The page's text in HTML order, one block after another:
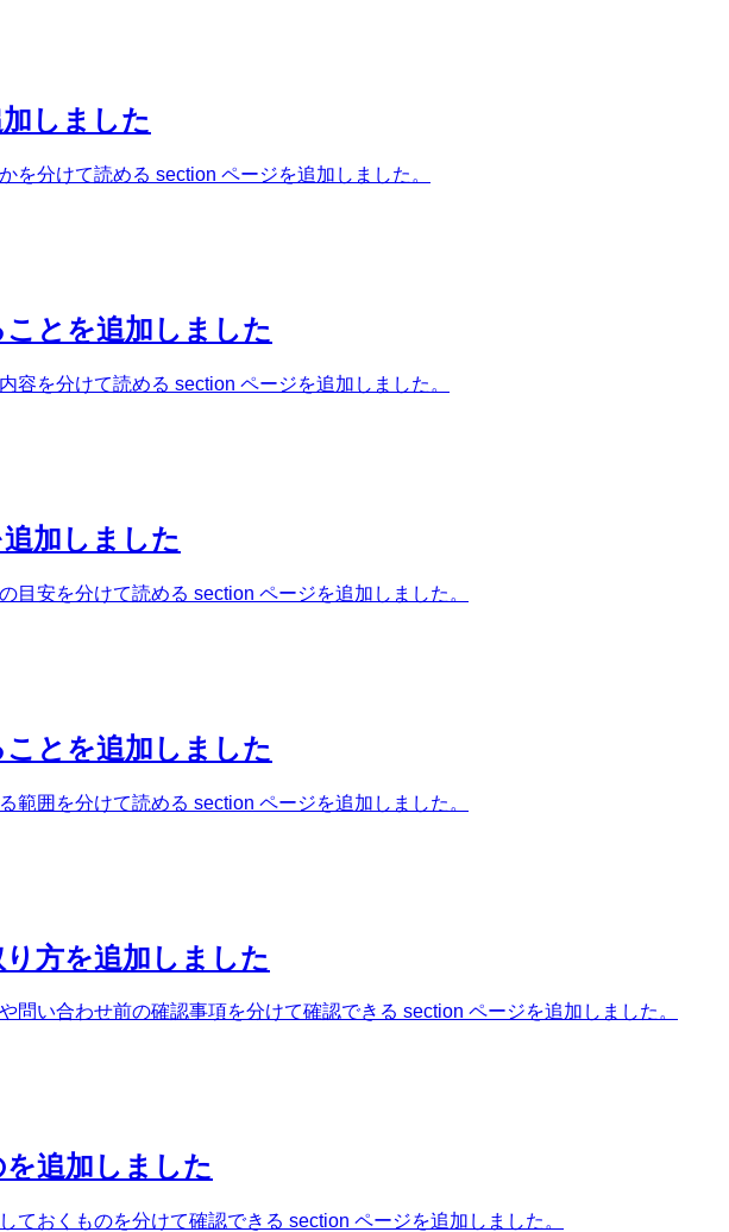
しました
を分けて読める section ページを追加しました。
とを追加しました
容を分けて読める section ページを追加しました。
加しました
目安を分けて読める section ページを追加しました。
とを追加しました
範囲を分けて読める section ページを追加しました。
方を追加しました
問い合わせ前の確認事項を分けて確認できる section ページを追加しました。
追加しました
ておくものを分けて確認できる section ページを追加しました。